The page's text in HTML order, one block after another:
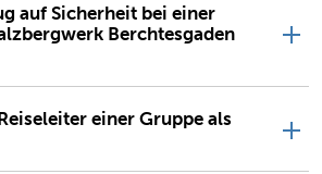
auf Sicherheit bei einer
Berchtesgaden
einer Gruppe als